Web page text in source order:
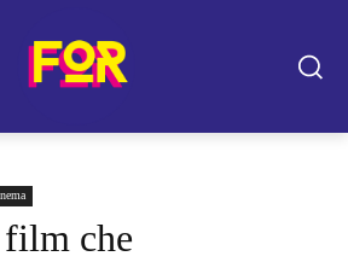
che